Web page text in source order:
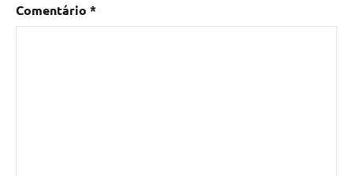
Comentário *